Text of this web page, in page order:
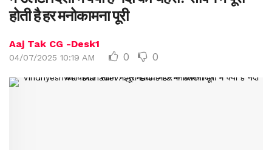
होती है हर मनोकामना पूरी
Aaj Tak CG -Desk1
04/07/2025 10:19 AM 0 0